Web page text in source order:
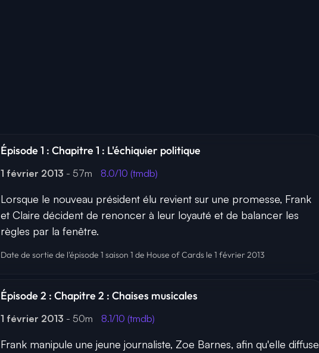
Épisode 1 : Chapitre 1 : L'échiquier politique
1 février 2013 - 57m 8.0/10 (tmdb)
Lorsque le nouveau président élu revient sur une promesse, Frank
et Claire décident de renoncer à leur loyauté et de balancer les
règles par la fenêtre.
Date de sortie de l'épisode 1 saison 1 de House of Cards le 1 février 2013
Épisode 2 : Chapitre 2 : Chaises musicales
1 février 2013 - 50m 8.1/10 (tmdb)
Frank manipule une jeune journaliste, Zoe Barnes, afin qu'elle diffuse